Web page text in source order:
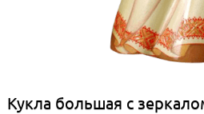
Кукла большая с